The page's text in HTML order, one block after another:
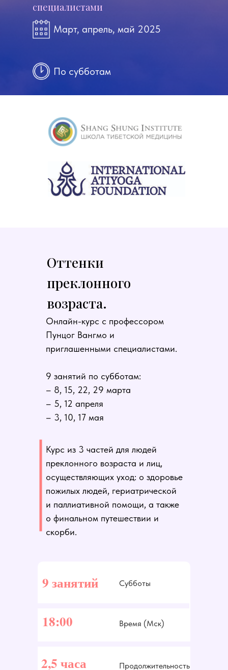
специалистами
По субботам
Март, апрель, май 2025
Онлайн-курс с профессором
Пунцог Вангмо и
приглашенными специалистами.
9 занятий по субботам:
– 8, 15, 22, 29 марта
– 5, 12 апреля
– 3, 10, 17 мая
Оттенки
преклонного
возраста.
Курс из 3 частей для людей
преклонного возраста и лиц,
осуществляющих уход: о здоровье
пожилых людей, гериатрической
и паллиативной помощи, а также
о финальном путешествии и
скорби.
Субботы
9 занятий
2,5 часа
18:00
Продолжительность
Время (Мск)